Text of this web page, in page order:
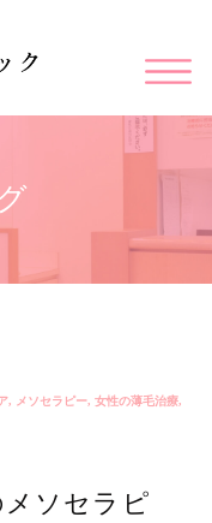
, メソセラピー, 女性の薄毛治療,
ソセラピ